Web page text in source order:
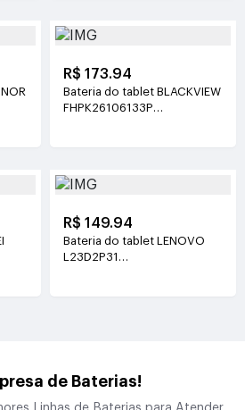
R$ 173.94
Bateria do tablet BLACKVIEW
FHPK26106133P
R$ 149.94
Bateria do tablet LENOVO
L23D2P31
de Baterias!